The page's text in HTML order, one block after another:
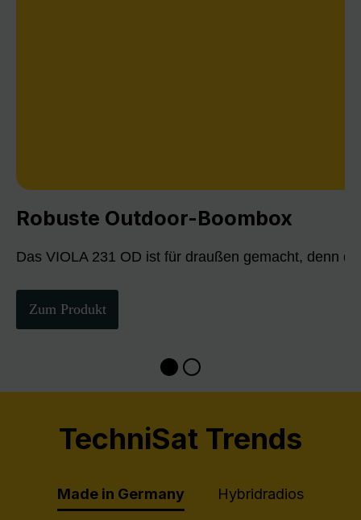
Robuste Outdoor-Boombox
Das VIOLA 231 OD ist für draußen gemacht, denn
Zum Produkt
TechniSat Trends
Made in Germany Hybridradios